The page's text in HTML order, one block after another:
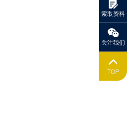
索取资料
关注我们
TOP